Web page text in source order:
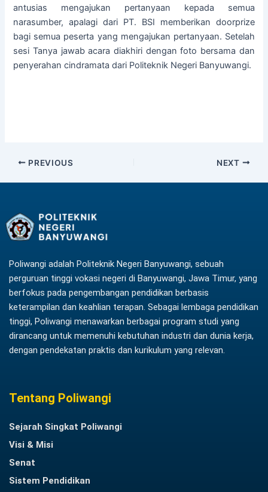
antusias mengajukan pertanyaan kepada semua
narasumber, apalagi dari PT. BSI memberikan doorprize
bagi semua peserta yang mengajukan pertanyaan. Setelah
sesi Tanya jawab acara diakhiri dengan foto bersama dan
penyerahan cindramata dari Politeknik Negeri Banyuwangi.
PREVIOUS NEXT
Poliwangi adalah Politeknik Negeri Banyuwangi, sebuah
perguruan tinggi vokasi negeri di Banyuwangi, Jawa Timur, yang
berfokus pada pengembangan pendidikan berbasis
keterampilan dan keahlian terapan. Sebagai lembaga pendidikan
tinggi, Poliwangi menawarkan berbagai program studi yang
dirancang untuk memenuhi kebutuhan industri dan dunia kerja,
dengan pendekatan praktis dan kurikulum yang relevan.
Tentang Poliwangi
Sejarah Singkat Poliwangi
Visi & Misi
Senat
Sistem Pendidikan